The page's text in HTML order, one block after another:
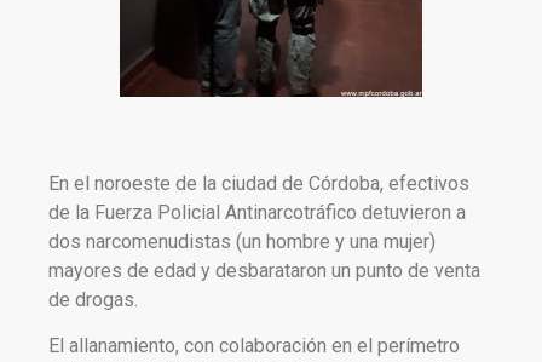
En el noroeste de la ciudad de Córdoba, efectivos
de la Fuerza Policial Antinarcotráfico detuvieron a
dos narcomenudistas (un hombre y una mujer)
mayores de edad y desbarataron un punto de venta
de drogas.
El allanamiento, con colaboración en el perímetro